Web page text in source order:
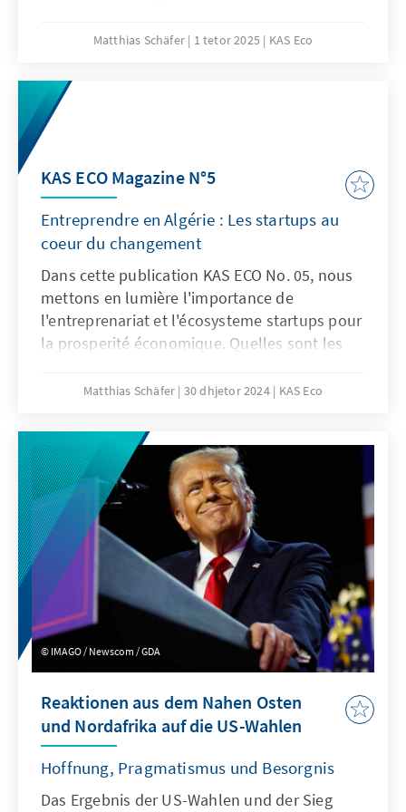
Matthias Schäfer 1 tetor 2025 KAS Eco
KAS ECO Magazine N°5
Entreprendre en Algérie : Les startups au
coeur du changement
Dans cette publication KAS ECO No. 05, nous
mettons en lumière l'importance de
l'entreprenariat et l'écosysteme startups pour
la prosperité économique. Quelles sont les
et les défis partagés sur les deux rives de la
Matthias Schäfer 30 dhjetor 2024 KAS Eco
IMAGO / Newscom / GDA
Reaktionen aus dem Nahen Osten
und Nordafrika auf die US-Wahlen
Hoffnung, Pragmatismus und Besorgnis
Das Ergebnis der US-Wahlen und der Sieg